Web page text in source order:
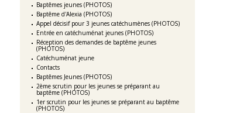
Baptêmes jeunes (PHOTOS)
Baptême d'Alexia (PHOTOS)
Appel décisif pour 3 jeunes catéchumènes (PHOTOS)
Entrée en catéchuménat jeunes (PHOTOS)
Réception des demandes de baptême jeunes
(PHOTOS)
Catéchuménat jeune
Contacts
Baptêmes Jeunes (PHOTOS)
2ème scrutin pour les jeunes se préparant au
baptême (PHOTOS)
1er scrutin pour les jeunes se préparant au baptême
(PHOTOS)